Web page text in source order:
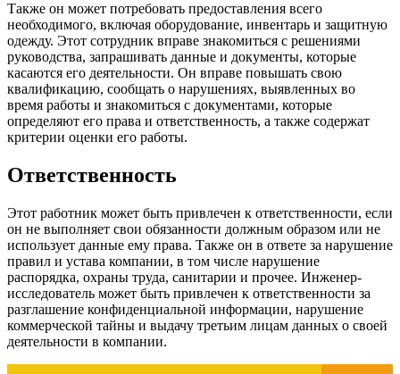
Также он может потребовать предоставления всего
необходимого, включая оборудование, инвентарь и защитную
одежду. Этот сотрудник вправе знакомиться с решениями
руководства, запрашивать данные и документы, которые
касаются его деятельности. Он вправе повышать свою
квалификацию, сообщать о нарушениях, выявленных во
время работы и знакомиться с документами, которые
определяют его права и ответственность, а также содержат
критерии оценки его работы.
Ответственность
Этот работник может быть привлечен к ответственности, если
он не выполняет свои обязанности должным образом или не
использует данные ему права. Также он в ответе за нарушение
правил и устава компании, в том числе нарушение
распорядка, охраны труда, санитарии и прочее. Инженер-
исследователь может быть привлечен к ответственности за
разглашение конфиденциальной информации, нарушение
коммерческой тайны и выдачу третьим лицам данных о своей
деятельности в компании.